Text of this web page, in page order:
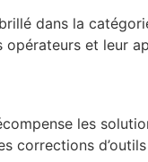
dans la
et leur
les
corrections